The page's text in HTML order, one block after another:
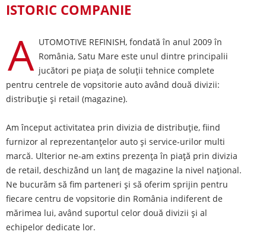
ISTORIC COMPANIE
A UTOMOTIVE REFINISH, fondată în anul 2009 în
România, Satu Mare este unul dintre principalii
jucători pe piața de soluții tehnice complete
pentru centrele de vopsitorie auto având două divizii:
distribuție și retail (magazine).
Am început activitatea prin divizia de distribuție, fiind
furnizor al reprezentanțelor auto și service-urilor multi
marcă. Ulterior ne-am extins prezența în piață prin divizia
de retail, deschizând un lanț de magazine la nivel național.
Ne bucurăm să fim parteneri și să oferim sprijin pentru
fiecare centru de vopsitorie din România indiferent de
mărimea lui, având suportul celor două divizii și al
echipelor dedicate lor.